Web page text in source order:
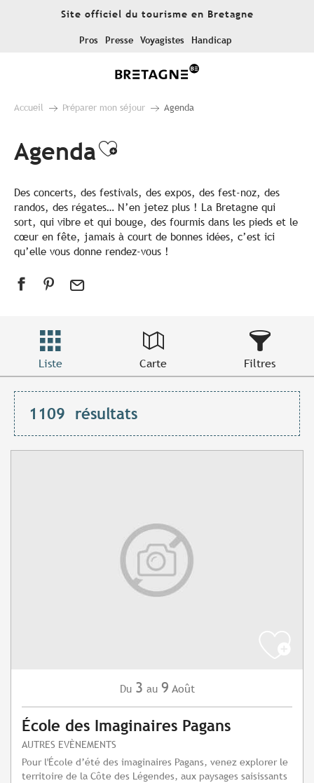
Site officiel du tourisme en Bretagne
Pros Presse Voyagistes Handicap
Accueil Préparer mon séjour Agenda
AgendaAjouter aux favoris
Des concerts, des festivals, des expos, des fest-noz, des
randos, des régates… N’en jetez plus ! La Bretagne qui
sort, qui vibre et qui bouge, des fourmis dans les pieds et le
cœur en fête, jamais à court de bonnes idées, c’est ici
qu’elle vous donne rendez-vous !
Liste Carte Filtres
1109 résultats
Du 3 au 9 Août
École des Imaginaires Pagans
AUTRES EVÈNEMENTS
Pour l'École d’été des imaginaires Pagans, venez explorer le
territoire de la Côte des Légendes, aux paysages saisissants